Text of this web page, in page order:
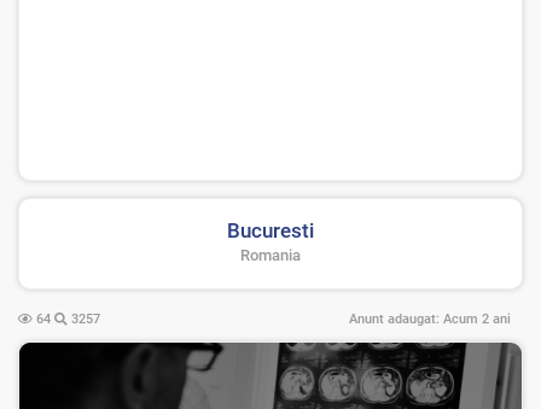
Bucuresti
Romania
64 3257 Anunt adaugat: Acum 2 ani